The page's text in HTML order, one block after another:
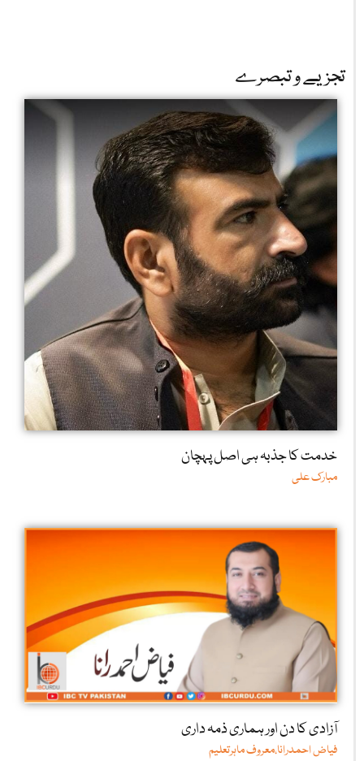
تجزیے و تبصرے
خدمت کا جذبہ ہی اصل پہچان
مبارک علی
آزادی کا دن اور ہماری ذمہ داری
فیاض احمدرانا،معروف ماہرتعلیم